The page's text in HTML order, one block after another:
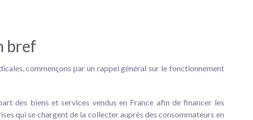
bref
commençons par un rappel général sur le fonctionnement
des biens et services vendus en France afin de financer les
qui se chargent de la collecter auprès des consommateurs en